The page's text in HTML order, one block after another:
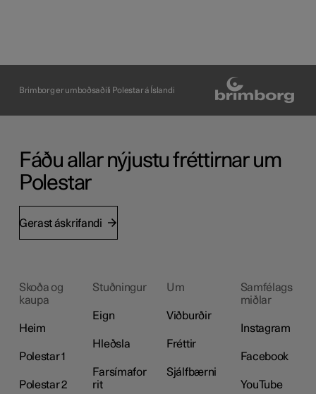
Brimborg er umboðsaðili Polestar á Íslandi
Fáðu allar nýjustu fréttirnar um
Polestar
Gerast áskrifandi
Skoða og
kaupa
Heim
Polestar 1
Polestar 2
Stuðningur
Eign
Hleðsla
Farsímafor
rit
Um
Viðburðir
Fréttir
Sjálfbærni
Samfélags
miðlar
Instagram
Facebook
YouTube